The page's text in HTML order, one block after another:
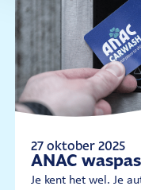
27 oktober 2025
ANAC
Je kent het wel. Je